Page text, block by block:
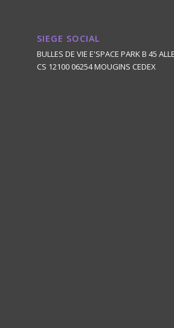
SIEGE SOCIAL
BULLES DE VIE E'SPACE PARK B 45
CS 12100 06254 MOUGINS CEDEX